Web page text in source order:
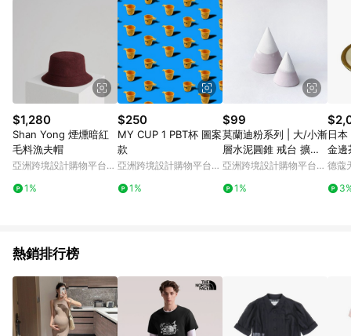
3. 訂單回饋金額將扣除運費/購物金/超贈點/福利金/紅利折抵/折
價券等虛擬貨幣折抵 4. 大宗採購或批發轉賣不具回饋資格： 如
有相關事證認定您為大宗採購、批發轉賣而非最終消費使用者，
相關認定以Yahoo購物中心之認定為準
$1,280
Shan Yong 煙燻暗紅
毛料漁夫帽
亞洲跨境設計購物平台
1%
$250
MY CUP 1 PBT杯 圖案
款
亞洲跨境設計購物平台
1%
$99
莫蘭迪粉系列 | 大/小漸
層水泥圓錐 戒台 擴香
石 可搭底盤
亞洲跨境設計購物平台
1%
日本
金邊
德蔻
熱銷排行榜